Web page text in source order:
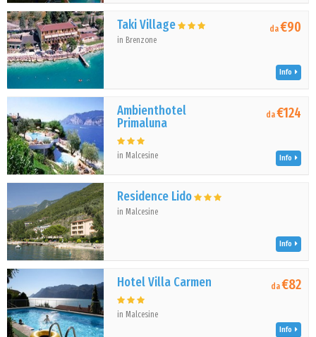
Taki Village
in Brenzone
da€90
Info
Ambienthotel
Primaluna
in Malcesine
da€124
Info
Residence Lido
in Malcesine
Info
Hotel Villa Carmen
in Malcesine
da€82
Info